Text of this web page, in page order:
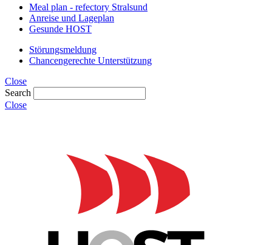
Meal plan - refectory Stralsund
Anreise und Lageplan
Gesunde HOST
Störungsmeldung
Chancengerechte Unterstützung
Close
Search
Close